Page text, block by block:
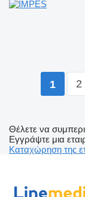
1 2
Θέλετε να
Εγγράψτε μια
Καταχώρηση της